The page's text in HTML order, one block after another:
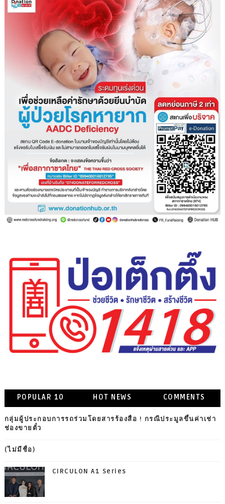
POPULAR 10 HOT NEWS COMMENTS
กลุ่มผู้ประกอบการรถร่วมโดยสารร้องสื่อ ! กรณีประมูลขึ้นค่าเช่า
ช่องขายตั๋ว
(ไม่มีชื่อ)
CIRCULON A1 Series